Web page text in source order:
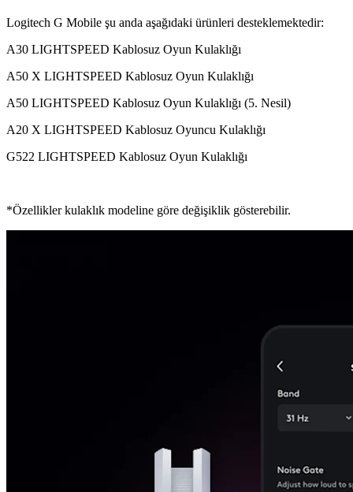
Logitech G Mobile şu anda aşağıdaki ürünleri desteklemektedir:
A30 LIGHTSPEED Kablosuz Oyun Kulaklığı
A50 X LIGHTSPEED Kablosuz Oyun Kulaklığı
A50 LIGHTSPEED Kablosuz Oyun Kulaklığı (5. Nesil)
A20 X LIGHTSPEED Kablosuz Oyuncu Kulaklığı
G522 LIGHTSPEED Kablosuz Oyun Kulaklığı
*Özellikler kulaklık modeline göre değişiklik gösterebilir.